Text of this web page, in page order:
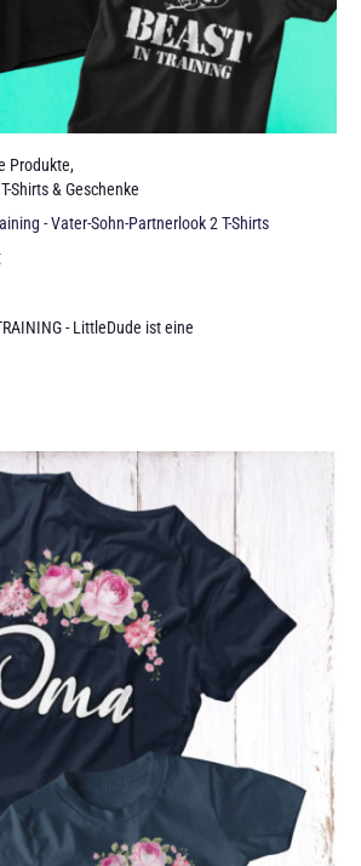
Produkte,
Shirts & Geschenke
- Vater-Sohn-Partnerlook 2 T-Shirts
- LittleDude ist eine